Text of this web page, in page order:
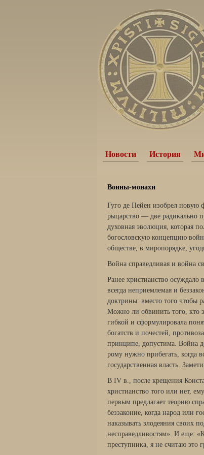
Новости История
Воины-монахи
Гуго де Пейен изобрел
рыцарство — две радикаль­но
духовная эволюция, которая
богослов­скую концепцию
обществе, в миропорядке,
Война справедливая и война
Ранее христианство осуждало
всегда неприемлемая и
доктрины: вместо того чтобы
Можно ли обвинить того, кто
гибкой и сформулировала
богатств и почестей,
принципе, допустима. Война
рому нужно прибегать, когда
государственная власть.
В IV в., после крещения
христианство того или нет,
первым предлагает теорию
беззаконие, когда народ или
наказывать злодеяния своих
несправедливостям». И еще:
преступника, я не считаю это